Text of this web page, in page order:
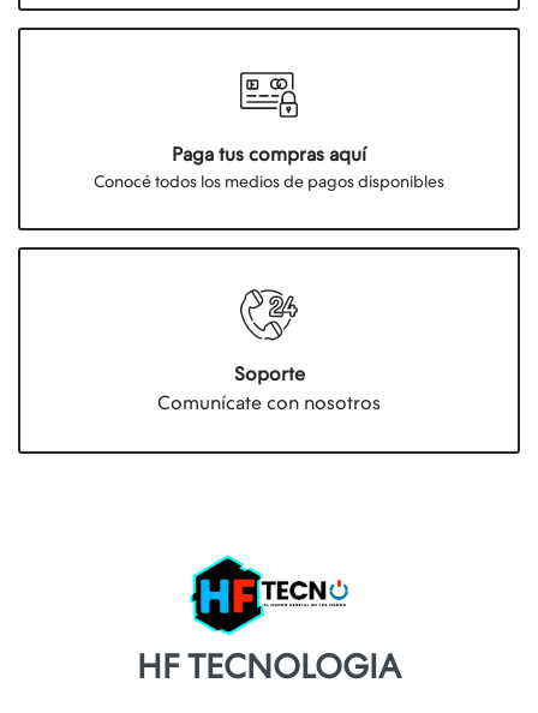
Paga tus compras aquí
Conocé todos los medios de pagos disponibles
Soporte
Comunícate con nosotros
HF TECNOLOGIA